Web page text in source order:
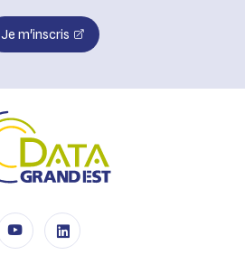
Je m'inscris